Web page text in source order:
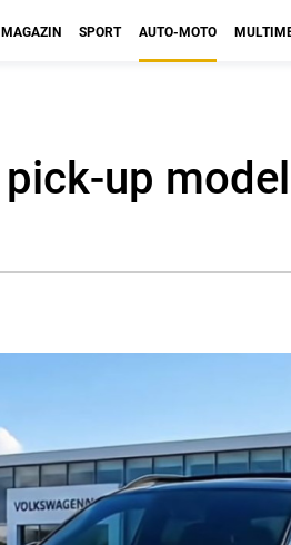
MAGAZIN SPORT AUTO-MOTO
up